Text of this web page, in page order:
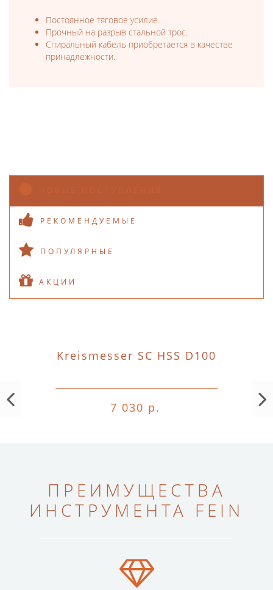
Постоянное тяговое усилие.
Прочный на разрыв стальной трос.
Спиральный кабель приобретается в качестве
принадлежности.
РЕКОМЕНДУЕМЫЕ
ПОПУЛЯРНЫЕ
АКЦИИ
Kreismesser SC HSS D100
7 030 р.
ПРЕИМУЩЕСТВА
ИНСТРУМЕНТА FEIN